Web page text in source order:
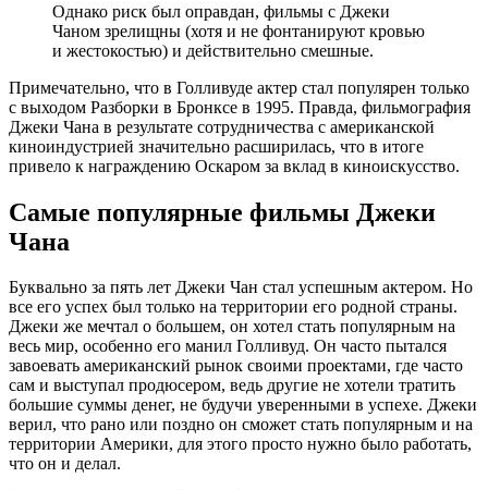
Однако риск был оправдан, фильмы с Джеки
Чаном зрелищны (хотя и не фонтанируют кровью
и жестокостью) и действительно смешные.
Примечательно, что в Голливуде актер стал популярен только
с выходом Разборки в Бронксе в 1995. Правда, фильмография
Джеки Чана в результате сотрудничества с американской
киноиндустрией значительно расширилась, что в итоге
привело к награждению Оскаром за вклад в киноискусство.
Самые популярные фильмы Джеки
Чана
Буквально за пять лет Джеки Чан стал успешным актером. Но
все его успех был только на территории его родной страны.
Джеки же мечтал о большем, он хотел стать популярным на
весь мир, особенно его манил Голливуд. Он часто пытался
завоевать американский рынок своими проектами, где часто
сам и выступал продюсером, ведь другие не хотели тратить
большие суммы денег, не будучи уверенными в успехе. Джеки
верил, что рано или поздно он сможет стать популярным и на
территории Америки, для этого просто нужно было работать,
что он и делал.